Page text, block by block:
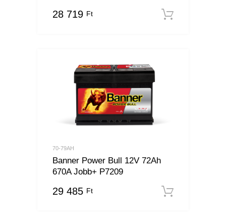
28 719 Ft
70-79AH
Banner Power Bull 12V 72Ah
670A Jobb+ P7209
29 485 Ft